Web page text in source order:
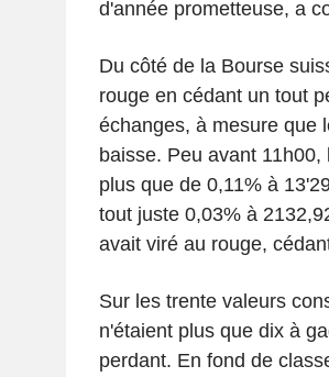
d'année prometteuse, a
Du côté de la Bourse
rouge en cédant un tout
échanges, à mesure que
baisse. Peu avant
plus que de 0,11% à
tout juste 0,03% à
avait viré au rouge,
Sur les trente valeurs
n'étaient plus que dix à
perdant. En fond de